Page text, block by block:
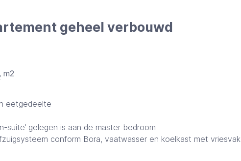
geheel verbouwd
m2
eetgedeelte
suite’ gelegen is aan de master bedroom
conform Bora, vaatwasser en koelkast met vriesvak